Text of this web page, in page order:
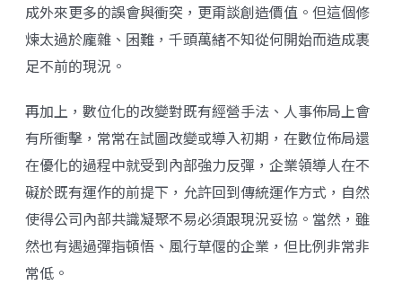
成外來更多的誤會與衝突，更甭談創造價值。但這個修
煉太過於龐雜、困難，千頭萬緒不知從何開始而造成裹
足不前的現況。
再加上，數位化的改變對既有經營手法、人事佈局上會
有所衝擊，常常在試圖改變或導入初期，在數位佈局還
在優化的過程中就受到內部強力反彈，企業領導人在不
礙於既有運作的前提下，允許回到傳統運作方式，自然
使得公司內部共識凝聚不易必須跟現況妥協。當然，雖
然也有遇過彈指頓悟、風行草偃的企業，但比例非常非
常低。